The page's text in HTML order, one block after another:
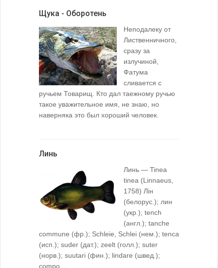
Щука - Оборотень
Неподалеку от
Лиственничного,
сразу за
излучиной,
Фатума
сливается с
ручьем Товарищ. Кто дал таежному ручью
такое уважительное имя, не знаю, но
наверняка это был хороший человек.
Линь
Линь — Tinea
tinea (Linnaeus,
1758) Лiн
(белорус.); лин
(укр.); tench
(англ.); tanche
commune (фр.); Schleie, Schlei (нем.); tenca
(исп.); suder (дат.); zeelt (голл.); suter
(норв.); suutari (фин.); lindare (швед.);
compo...